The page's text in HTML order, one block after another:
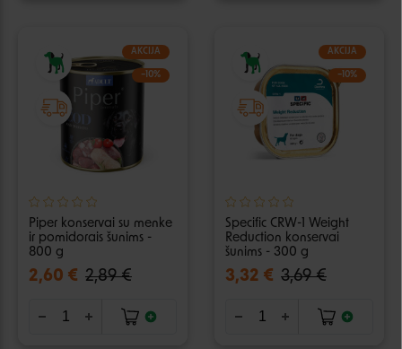
AKCIJA
−10%
Piper konservai su menke
ir pomidorais šunims -
800 g
2,60 € 2,89 €
AKCIJA
−10%
Specific CRW-1 Weight
Reduction konservai
šunims - 300 g
3,32 € 3,69 €